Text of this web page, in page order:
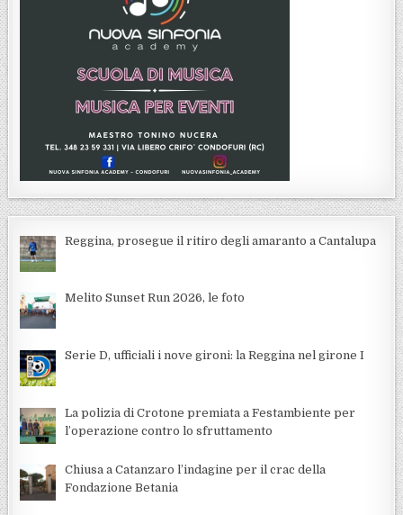
Reggina, prosegue il ritiro degli amaranto a Cantalupa
Melito Sunset Run 2026, le foto
Serie D, ufficiali i nove gironi: la Reggina nel girone I
La polizia di Crotone premiata a Festambiente per
l’operazione contro lo sfruttamento
Chiusa a Catanzaro l’indagine per il crac della
Fondazione Betania